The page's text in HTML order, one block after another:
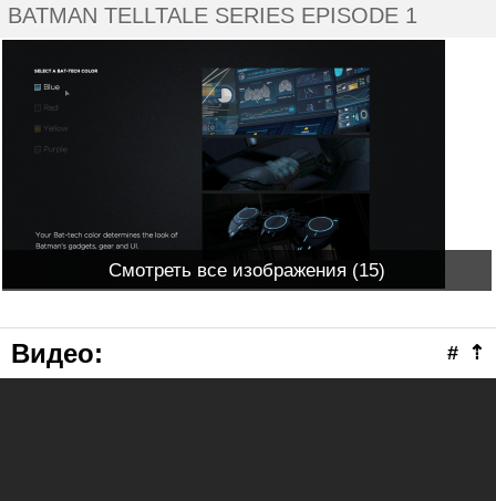
BATMAN TELLTALE SERIES EPISODE 1
Смотреть все изображения (15)
⇡
#
Видео: